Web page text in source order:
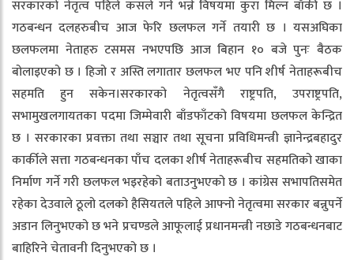
सरकारको नेतृत्व पहिले कसले गर्ने भन्ने विषयमा कुरा मिल्न बाँकी छ ।
गठबन्धन दलहरुबीच आज फेरि छलफल गर्ने तयारी छ । यसअघिका
छलफलमा नेताहरु टसमस नभएपछि आज बिहान १० बजे पुनः बैठक
बोलाइएको छ । हिजो र अस्ति लगातार छलफल भए पनि शीर्ष नेताहरूबीच
सहमति हुन सकेन।सरकारको नेतृत्वसँगै राष्ट्रपति, उपराष्ट्रपति,
सभामुखलगायतका पदमा जिम्मेवारी बाँडफाँटको विषयमा छलफल केन्द्रित
छ । सरकारका प्रवक्ता तथा सञ्चार तथा सूचना प्रविधिमन्त्री ज्ञानेन्द्रबहादुर
कार्कीले सत्ता गठबन्धनका पाँच दलका शीर्ष नेताहरूबीच सहमतिको खाका
निर्माण गर्ने गरी छलफल भइरहेको बताउनुभएको छ । कांग्रेस सभापतिसमेत
रहेका देउवाले ठूलो दलको हैसियतले पहिले आफ्नो नेतृत्वमा सरकार बन्नुपर्ने
अडान लिनुभएको छ भने प्रचण्डले आफूलाई प्रधानमन्त्री नछाडे गठबन्धनबाट
बाहिरिने चेतावनी दिनुभएको छ ।